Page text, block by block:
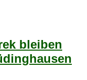
blei­ben